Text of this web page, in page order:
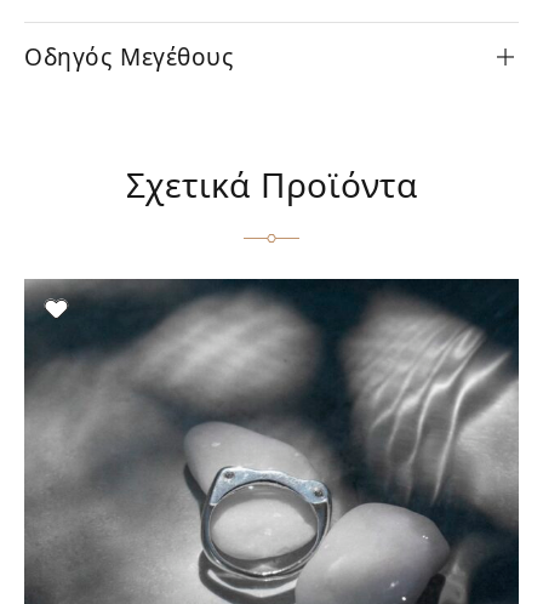
Οδηγός Μεγέθους
Σχετικά Προϊόντα